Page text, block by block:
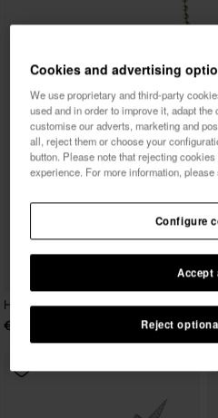
Havaianas Sleutelhanger II
€ 10,00
Cookies and advertising
We use proprietary and third-party
used and in order to improve it, adapt
customise our adverts, marketing and
all, reject them or choose your
button. Please note that rejecting
experience. For more information, please
Reject
Accept
Configure